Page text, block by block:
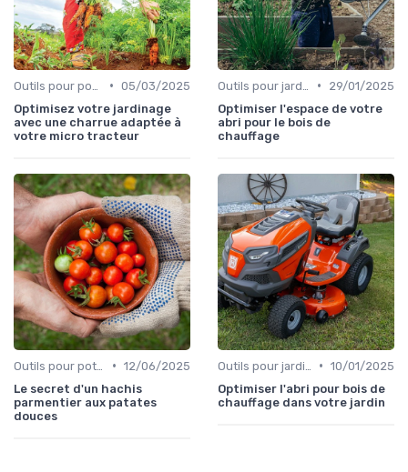
• 05/03/2025
Optimisez votre jardinage
avec une charrue adaptée à
votre micro tracteur
•
29/01/2025
Optimiser l'espace de votre
abri pour le bois de
chauffage
• 12/06/2025
Le secret d'un hachis
parmentier aux patates
douces
• 10/01/2025
Optimiser l'abri pour bois de
chauffage dans votre jardin